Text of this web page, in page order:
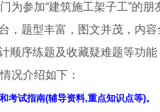
为参加“建筑施工架子工”的朋
，题型丰富，图文并茂，内
顺序练题及收藏疑难题等功
况介绍如下：
试指南(辅导资料,重点知识点等)。